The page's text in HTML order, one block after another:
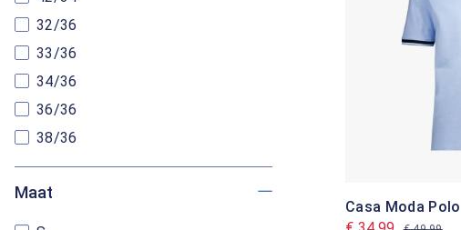
32/36
33/36
34/36
36/36
38/36
Maat
Casa Moda Polo